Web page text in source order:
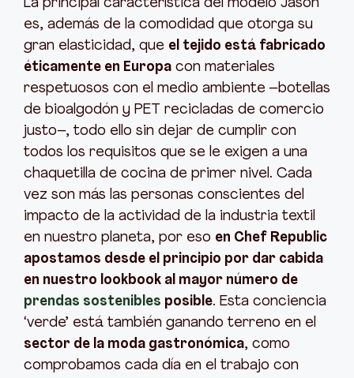
La principal característica del modelo Jason
es, además de la comodidad que otorga su
gran elasticidad, que el tejido está fabricado
éticamente en Europa con materiales
respetuosos con el medio ambiente –botellas
de bioalgodón y PET recicladas de comercio
justo–, todo ello sin dejar de cumplir con
todos los requisitos que se le exigen a una
chaquetilla de cocina de primer nivel. Cada
vez son más las personas conscientes del
impacto de la actividad de la industria textil
en nuestro planeta, por eso en Chef Republic
apostamos desde el principio por dar cabida
en nuestro lookbook al mayor número de
prendas sostenibles posible. Esta conciencia
‘verde’ está también ganando terreno en el
sector de la moda gastronómica, como
comprobamos cada día en el trabajo con